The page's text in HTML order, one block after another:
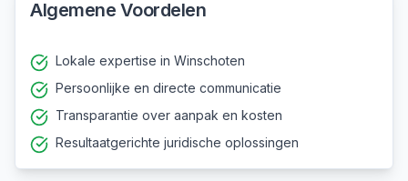
Algemene Voordelen
Lokale expertise in Winschoten
Persoonlijke en directe communicatie
Transparantie over aanpak en kosten
Resultaatgerichte juridische oplossingen